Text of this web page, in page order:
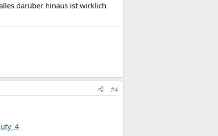
darüber hinaus ist wirklich
#4